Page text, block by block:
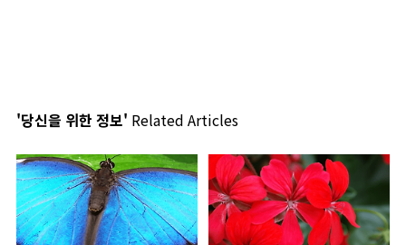
'당신을 위한 정보' Related Articles